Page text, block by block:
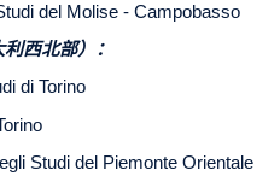
del Molise - Campobasso
西北部）：
di Torino
Studi del Piemonte Orientale